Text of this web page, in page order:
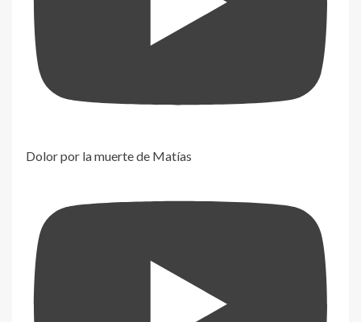
Dolor por la muerte de Matías